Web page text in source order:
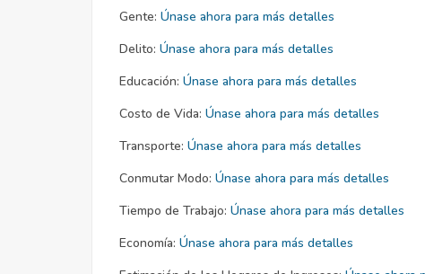
Gente: Únase ahora para más detalles
Delito: Únase ahora para más detalles
Educación: Únase ahora para más detalles
Costo de Vida: Únase ahora para más detalles
Transporte: Únase ahora para más detalles
Conmutar Modo: Únase ahora para más detalles
Tiempo de Trabajo: Únase ahora para más detalles
Economía: Únase ahora para más detalles